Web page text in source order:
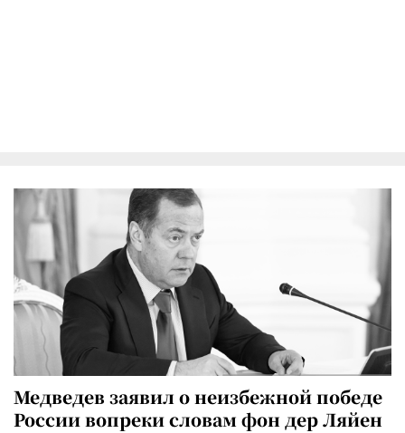
Медведев заявил о неизбежной победе
России вопреки словам фон дер Ляйен